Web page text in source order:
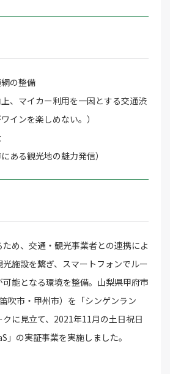
の整備
上、マイカー利用を一因とする交通渋
インを楽しめない。）
ある観光地の魅力発信）
め、交通・観光事業者との連携によ
施設を繋ぎ、スマートフォンでルー
可能となる環境を整備。山梨県甲府市
吹市・甲州市）を「シンゲンラン
クに見立て、2021年11月の土日祝日
」の実証事業を実施しました。